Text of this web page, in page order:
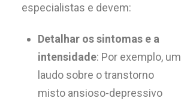
especialistas e devem:
Detalhar os sintomas e a
intensidade: Por exemplo, um
laudo sobre o transtorno
misto ansioso-depressivo